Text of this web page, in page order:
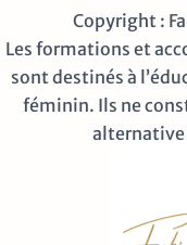
Copyright :
Les formations et
sont destinés à
féminin. Ils ne